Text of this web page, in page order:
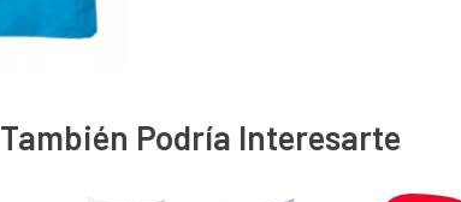
También Podría Interesarte